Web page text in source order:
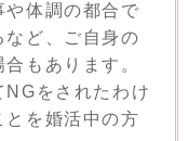
体調の都合で
など、ご自身の
もあります。
NGをされたわけ
とを婚活中の方